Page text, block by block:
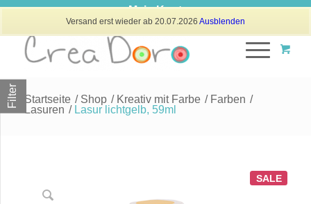
Mein Konto
Startseite / Shop / Kreativ mit Farbe / Farben /
Lasuren / Lasur lichtgelb, 59ml
SALE
Filter
Versand erst wieder ab 20.07.2026 Ausblenden